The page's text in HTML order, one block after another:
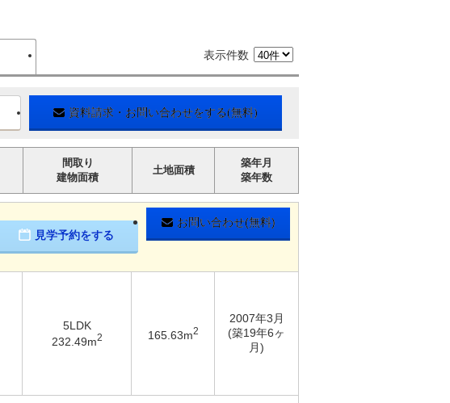
表示件数
資料請求・お問い合わせをする(無料)
間取り
建物面積
土地面積
築年月
築年数
見学予約をする
お問い合わせ(無料)
5LDK
232.49m2 165.63m2
2007年3月
(築19年6ヶ
月)